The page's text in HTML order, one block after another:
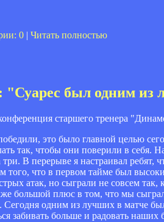
0 | Читать полностью
"Суарес был одним из
старшего тренера
это было главной целью
так, чтобы они поверили в
В перерыве я настраивал ребят,
того, что в первом тайме был
атак, но сыграли не совсем
большой плюс в том, что мы
Сегодня одним из лучших в матче
забивать больше и радовать